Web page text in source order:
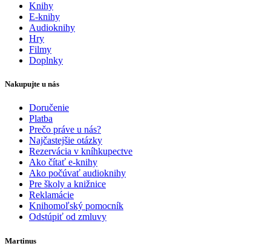
Knihy
E-knihy
Audioknihy
Hry
Filmy
Doplnky
Nakupujte u nás
Doručenie
Platba
Prečo práve u nás?
Najčastejšie otázky
Rezervácia v kníhkupectve
Ako čítať e-knihy
Ako počúvať audioknihy
Pre školy a knižnice
Reklamácie
Knihomoľský pomocník
Odstúpiť od zmluvy
Martinus